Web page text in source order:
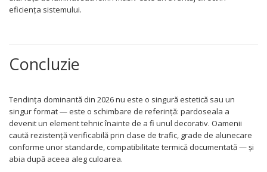
eficiența sistemului.
Concluzie
Tendința dominantă din 2026 nu este o singură estetică sau un
singur format — este o schimbare de referință: pardoseala a
devenit un element tehnic înainte de a fi unul decorativ. Oamenii
caută rezistență verificabilă prin clase de trafic, grade de alunecare
conforme unor standarde, compatibilitate termică documentată — și
abia după aceea aleg culoarea.